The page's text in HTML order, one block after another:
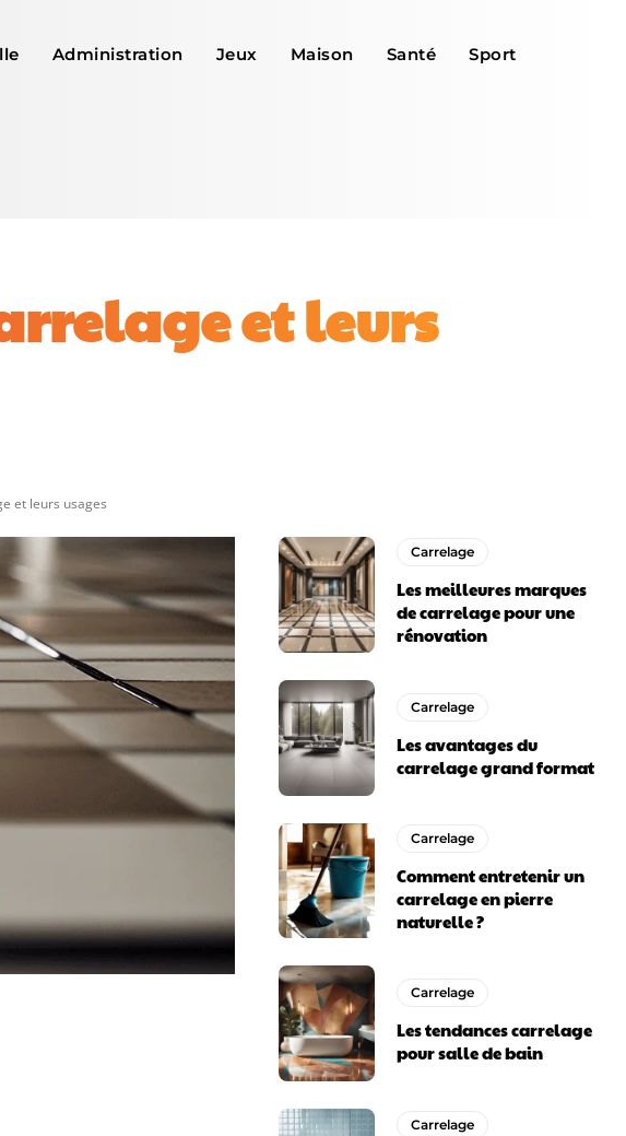
Administration Jeux Maison Santé Sport
et leurs
et leurs usages
Carrelage
Les meilleures marques
de carrelage pour une
rénovation
Carrelage
Les avantages du
carrelage grand format
Carrelage
Comment entretenir un
carrelage en pierre
naturelle ?
Carrelage
Les tendances carrelage
pour salle de bain
Carrelage